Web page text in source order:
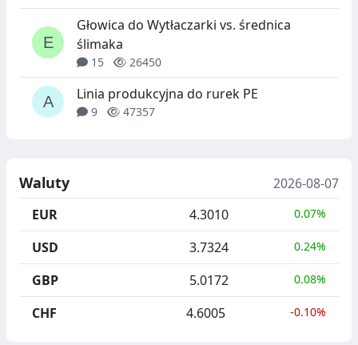
Głowica do Wytłaczarki vs. średnica
ślimaka
15 26450
Linia produkcyjna do rurek PE
9 47357
Waluty
2026-08-07
EUR
4.3010 0.07%
USD 3.7324 0.24%
GBP 5.0172 0.08%
CHF 4.6005 -0.10%